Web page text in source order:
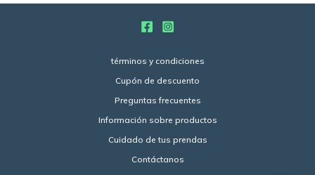
términos y condiciones
Cupón de descuento
Preguntas frecuentes
Información sobre productos
Cuidado de tus prendas
Contáctanos